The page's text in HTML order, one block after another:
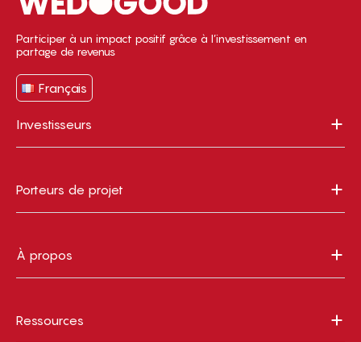
Participer à un impact positif grâce à l’investissement en
partage de revenus
Français
Investisseurs
Porteurs de projet
À propos
Ressources